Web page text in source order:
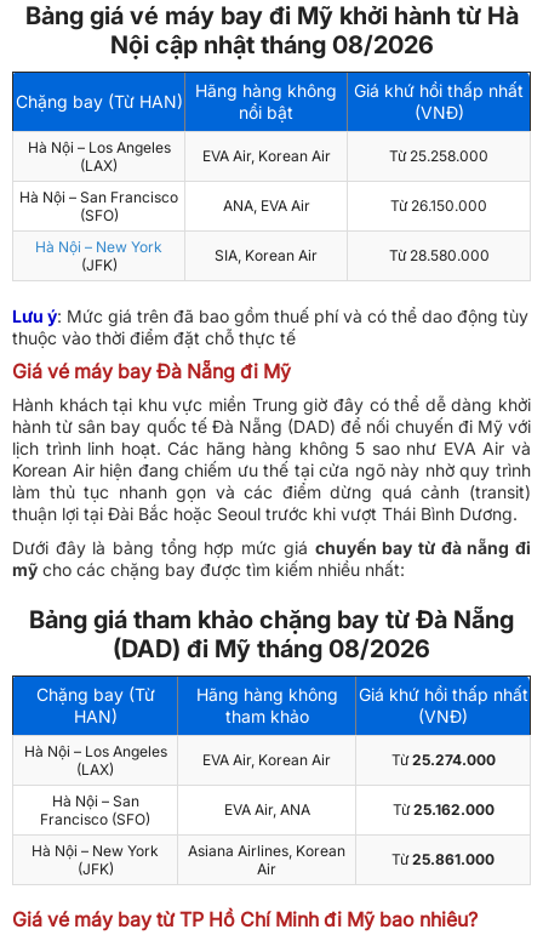
Bảng giá vé máy bay đi Mỹ khởi hành từ Hà
Nội cập nhật tháng 08/2026
Chặng bay (Từ HAN)
Hãng hàng không
nổi bật
Giá khứ hồi thấp nhất
(VNĐ)
Hà Nội – Los Angeles
(LAX)
EVA Air, Korean Air Từ 25.258.000
Hà Nội – San Francisco
(SFO)
ANA, EVA Air Từ 26.150.000
Hà Nội – New York
(JFK)
SIA, Korean Air Từ 28.580.000
Lưu ý: Mức giá trên đã bao gồm thuế phí và có thể dao động tùy
thuộc vào thời điểm đặt chỗ thực tế
Giá vé máy bay Đà Nẵng đi Mỹ
Hành khách tại khu vực miền Trung giờ đây có thể dễ dàng khởi
hành từ sân bay quốc tế Đà Nẵng (DAD) để nối chuyến đi Mỹ với
lịch trình linh hoạt. Các hãng hàng không 5 sao như EVA Air và
Korean Air hiện đang chiếm ưu thế tại cửa ngõ này nhờ quy trình
làm thủ tục nhanh gọn và các điểm dừng quá cảnh (transit)
thuận lợi tại Đài Bắc hoặc Seoul trước khi vượt Thái Bình Dương.
Dưới đây là bảng tổng hợp mức giá chuyến bay từ đà nẵng đi
mỹ cho các chặng bay được tìm kiếm nhiều nhất:
Bảng giá tham khảo chặng bay từ Đà Nẵng
(DAD) đi Mỹ tháng 08/2026
Chặng bay (Từ
HAN)
Hãng hàng không
tham khảo
Giá khứ hồi thấp nhất
(VNĐ)
Hà Nội – Los Angeles
(LAX)
EVA Air, Korean Air Từ25.274.000
Hà Nội – San
Francisco (SFO)
EVA Air, ANA Từ25.162.000
Hà Nội – New York
(JFK)
Asiana Airlines, Korean
Air
Từ25.861.000
Giá vé máy bay từ TP Hồ Chí Minh đi Mỹ bao nhiêu?